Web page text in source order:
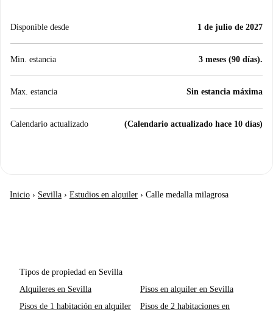
Disponible desde 1 de julio de 2027
Min. estancia 3 meses (90 días).
Max. estancia Sin estancia máxima
Calendario actualizado (Calendario actualizado hace 10 días)
Inicio › Sevilla › Estudios en alquiler › Calle medalla milagrosa
Tipos de propiedad en Sevilla
Alquileres en Sevilla
Pisos en alquiler en Sevilla
Pisos de 1 habitación en alquiler
Pisos de 2 habitaciones en